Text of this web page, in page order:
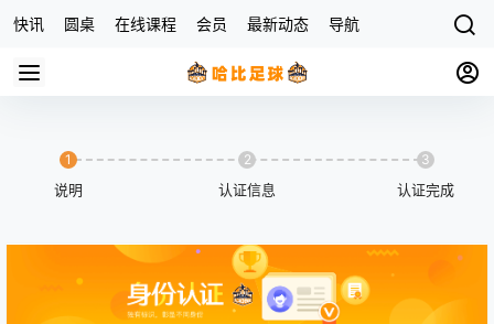
快讯 圆桌 在线课程 会员 最新动态 导航
1
说明
2
认证信息
3
认证完成